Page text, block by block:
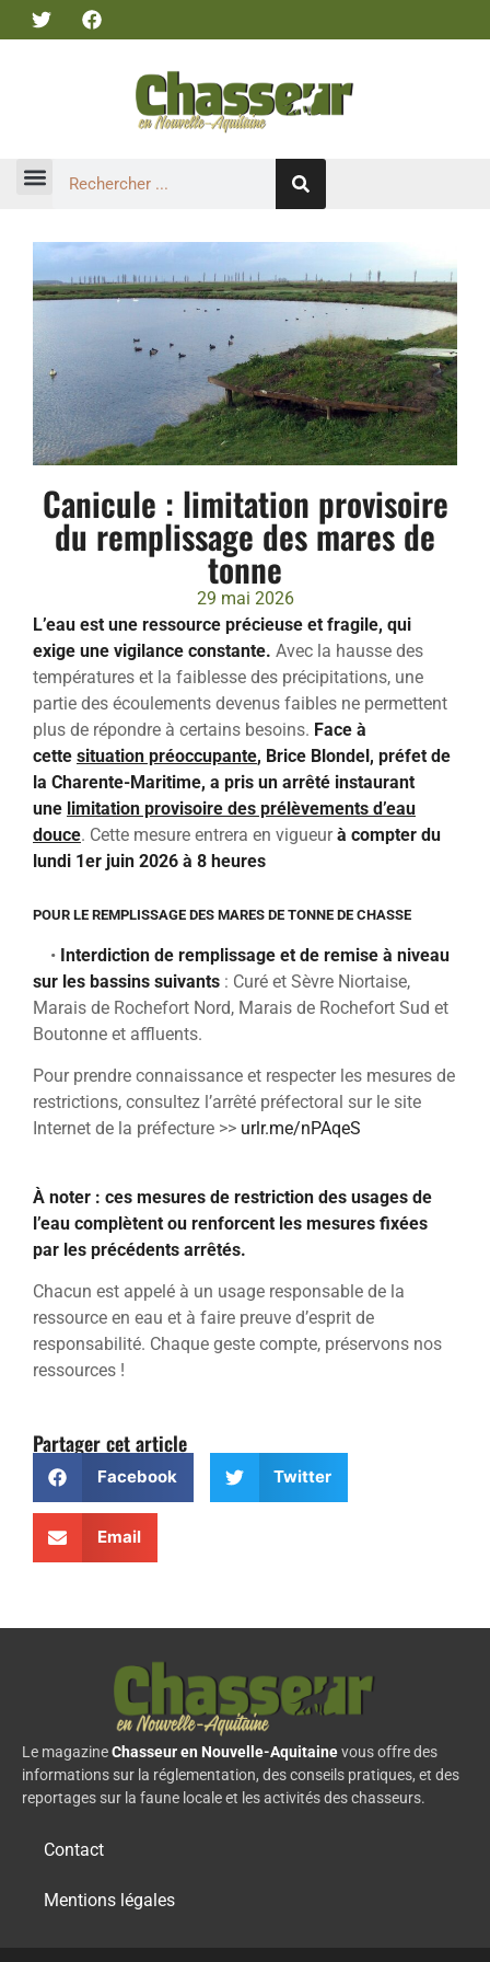
Canicule : limitation provisoire
du remplissage des mares de
tonne
29 mai 2026
L’eau est une ressource précieuse et fragile, qui
exige une vigilance constante. Avec la hausse des
températures et la faiblesse des précipitations, une
partie des écoulements devenus faibles ne permettent
plus de répondre à certains besoins. Face à
cette situation préoccupante, Brice Blondel, préfet de
la Charente-Maritime, a pris un arrêté instaurant
une limitation provisoire des prélèvements d’eau
douce. Cette mesure entrera en vigueurà compter du
lundi 1er juin 2026 à 8 heures
POUR LE REMPLISSAGE DES MARES DE TONNE DE CHASSE
• Interdiction de remplissage et de remise à niveau
sur les bassins suivants : Curé et Sèvre Niortaise,
Marais de Rochefort Nord, Marais de Rochefort Sud et
Boutonne et affluents.
Pour prendre connaissance et respecter les mesures de
restrictions, consultez l’arrêté préfectoral sur le site
Internet de la préfecture >> urlr.me/nPAqeS
À noter : ces mesures de restriction des usages de
l’eau complètent ou renforcent les mesures fixées
par les précédents arrêtés.
Chacun est appelé à un usage responsable de la
ressource en eau et à faire preuve d’esprit de
responsabilité. Chaque geste compte, préservons nos
ressources !
Partager cet article
Facebook Twitter
Email
Le magazineChasseur en Nouvelle-Aquitainevous offre des
informations sur la réglementation, des conseils pratiques, et des
reportages sur la faune locale et les activités des chasseurs.
Contact
Mentions légales